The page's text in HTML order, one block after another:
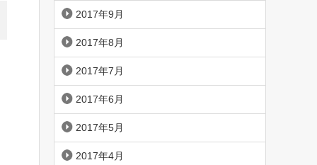
2017年9月
2017年8月
2017年7月
2017年6月
2017年5月
2017年4月